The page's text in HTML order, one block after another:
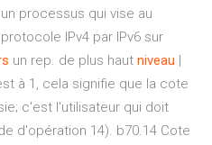
processus qui vise au
IPv4 par IPv6 sur
un rep. de plus haut niveau
à 1, cela signifie que la cote
c'est l'utilisateur qui doit
d'opération 14). b70.14 Cote